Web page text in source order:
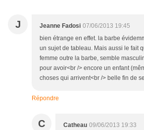
J Jeanne Fadosi 07/06/2013 19:45
bien étrange en effet. la barbe
un sujet de tableau. Mais aussi le fait
femme outre la barbe, semble
pour avoir<br /> encore un enfant
choses qui arrivent<br /> belle fin de
Répondre
C Catheau 09/06/2013 19:33